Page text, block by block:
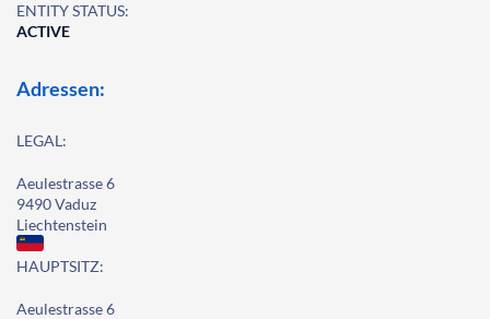
ENTITY STATUS:
ACTIVE
Adressen:
LEGAL:
Aeulestrasse 6
9490 Vaduz
Liechtenstein
HAUPTSITZ:
Aeulestrasse 6